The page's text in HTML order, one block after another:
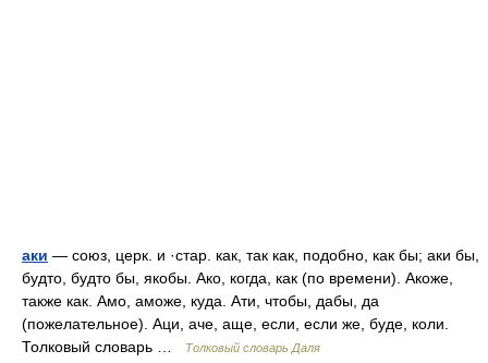
аки — союз, церк. и ·стар. как, так как, подобно, как бы; аки бы,
будто, будто бы, якобы. Ако, когда, как (по времени). Акоже,
также как. Амо, аможе, куда. Ати, чтобы, дабы, да
(пожелательное). Аци, аче, аще, если, если же, буде, коли.
Толковый словарь …
Толковый словарь Даля